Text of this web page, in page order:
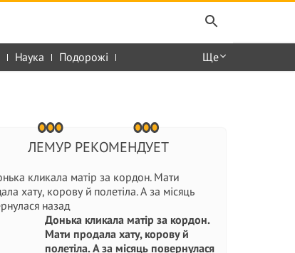
Наука Подорожі Ще
ЛЕМУР РЕКОМЕНДУЕТ
Донька кликала матір за кордон.
Мати продала хату, корову й
полетіла. А за місяць повернулася